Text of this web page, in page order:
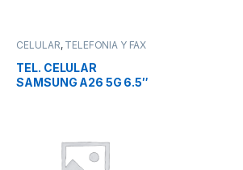
CELULAR, TELEFONIA Y FAX
TEL. CELULAR
SAMSUNG A26 5G 6.5″